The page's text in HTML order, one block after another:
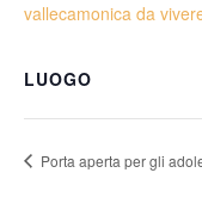
vallecamonica da
LUOGO
Porta aperta per gli